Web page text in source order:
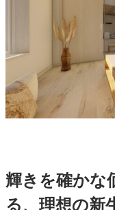
輝きを確かな
る、理想の新